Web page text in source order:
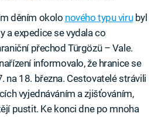
děním okolo nového typu virubyl
a expedice se vydala co
přechod Türgözü – Vale.
informovalo, že hranice se
na 18. března. Cestovatelé strávili
vyjednáváním a zjišťováním,
pustit. Ke konci dne po mnoha